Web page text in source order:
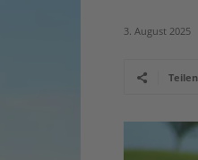
3. August 2025
Teilen